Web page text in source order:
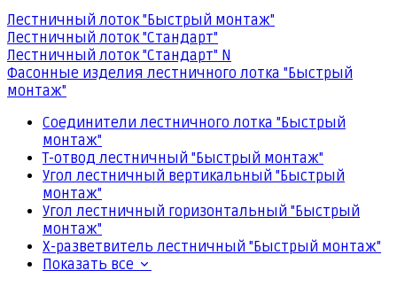
Лестничный лоток "Быстрый монтаж"
Лестничный лоток "Стандарт"
Лестничный лоток "Стандарт" N
Фасонные изделия лестничного лотка "Быстрый
монтаж"
Соединители лестничного лотка "Быстрый
монтаж"
Т-отвод лестничный "Быстрый монтаж"
Угол лестничный вертикальный "Быстрый
монтаж"
Угол лестничный горизонтальный "Быстрый
монтаж"
Х-разветвитель лестничный "Быстрый монтаж"
Показать все